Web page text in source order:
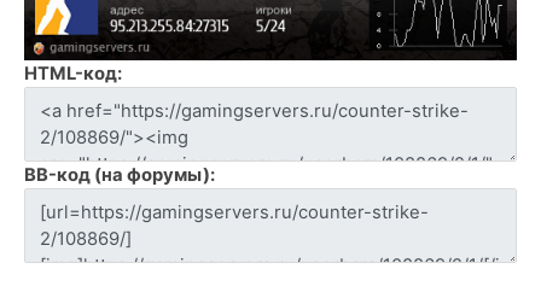
HTML-код:
BB-код (на форумы):